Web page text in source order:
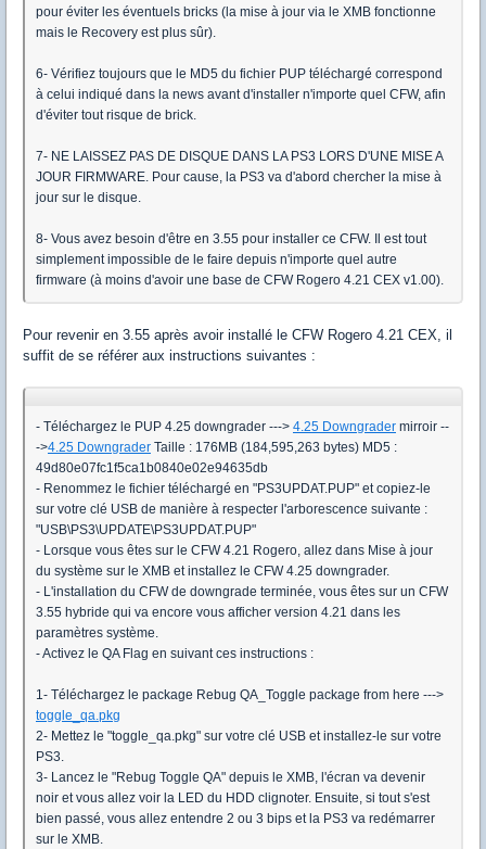
pour éviter les éventuels bricks (la mise à jour via le XMB fonctionne
mais le Recovery est plus sûr).
6- Vérifiez toujours que le MD5 du fichier PUP téléchargé correspond
à celui indiqué dans la news avant d'installer n'importe quel CFW, afin
d'éviter tout risque de brick.
7- NE LAISSEZ PAS DE DISQUE DANS LA PS3 LORS D'UNE MISE A
JOUR FIRMWARE. Pour cause, la PS3 va d'abord chercher la mise à
jour sur le disque.
8- Vous avez besoin d'être en 3.55 pour installer ce CFW. Il est tout
simplement impossible de le faire depuis n'importe quel autre
firmware (à moins d'avoir une base de CFW Rogero 4.21 CEX v1.00).
Pour revenir en 3.55 après avoir installé le CFW Rogero 4.21 CEX, il
suffit de se référer aux instructions suivantes :
- Téléchargez le PUP 4.25 downgrader ---> 4.25 Downgrader mirroir --
->4.25 Downgrader Taille : 176MB (184,595,263 bytes) MD5 :
49d80e07fc1f5ca1b0840e02e94635db
- Renommez le fichier téléchargé en "PS3UPDAT.PUP" et copiez-le
sur votre clé USB de manière à respecter l'arborescence suivante :
"USB\PS3\UPDATE\PS3UPDAT.PUP"
- Lorsque vous êtes sur le CFW 4.21 Rogero, allez dans Mise à jour
du système sur le XMB et installez le CFW 4.25 downgrader.
- L'installation du CFW de downgrade terminée, vous êtes sur un CFW
3.55 hybride qui va encore vous afficher version 4.21 dans les
paramètres système.
- Activez le QA Flag en suivant ces instructions :
1- Téléchargez le package Rebug QA_Toggle package from here --->
toggle_qa.pkg
2- Mettez le "toggle_qa.pkg" sur votre clé USB et installez-le sur votre
PS3.
3- Lancez le "Rebug Toggle QA" depuis le XMB, l'écran va devenir
noir et vous allez voir la LED du HDD clignoter. Ensuite, si tout s'est
bien passé, vous allez entendre 2 ou 3 bips et la PS3 va redémarrer
sur le XMB.